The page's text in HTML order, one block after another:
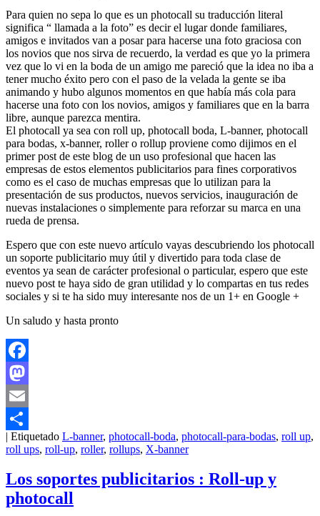
Para quien no sepa lo que es un photocall su traducción literal
significa “ llamada a la foto” es decir el lugar donde familiares,
amigos e invitados van a posar para hacerse una foto graciosa con
los novios que nos sirva de recuerdo, la verdad es que yo la primera
vez que lo vi en la boda de un amigo me pareció que la idea no iba a
tener mucho éxito pero con el paso de la velada la gente se iba
animando y hubo algunos momentos en que había más cola para
hacerse una foto con los novios, amigos y familiares que en la barra
libre, aunque parezca mentira.
El photocall ya sea con roll up, photocall boda, L-banner, photocall
para bodas, x-banner, roller o rollup proviene como dijimos en el
primer post de este blog de un uso profesional que hacen las
empresas de estos elementos publicitarios para fines corporativos
como es el caso de muchas empresas que lo utilizan para la
presentación de sus productos, nuevos servicios, inauguración de
nuevas instalaciones o simplemente para reforzar su marca en una
rueda de prensa.
Espero que con este nuevo artículo vayas descubriendo los photocall
un soporte publicitario muy útil y divertido para toda clase de
eventos ya sean de carácter profesional o particular, espero que este
nuevo post te haya sido de gran utilidad y lo compartas en tus redes
sociales y si te ha sido muy interesante nos de un 1+ en Google +
Un saludo y hasta pronto
Facebook
Mastodon
Email
Compartir
| Etiquetado L-banner, photocall-boda, photocall-para-bodas, roll up,
roll ups, roll-up, roller, rollups, X-banner
Los soportes publicitarios : Roll-up y
photocall